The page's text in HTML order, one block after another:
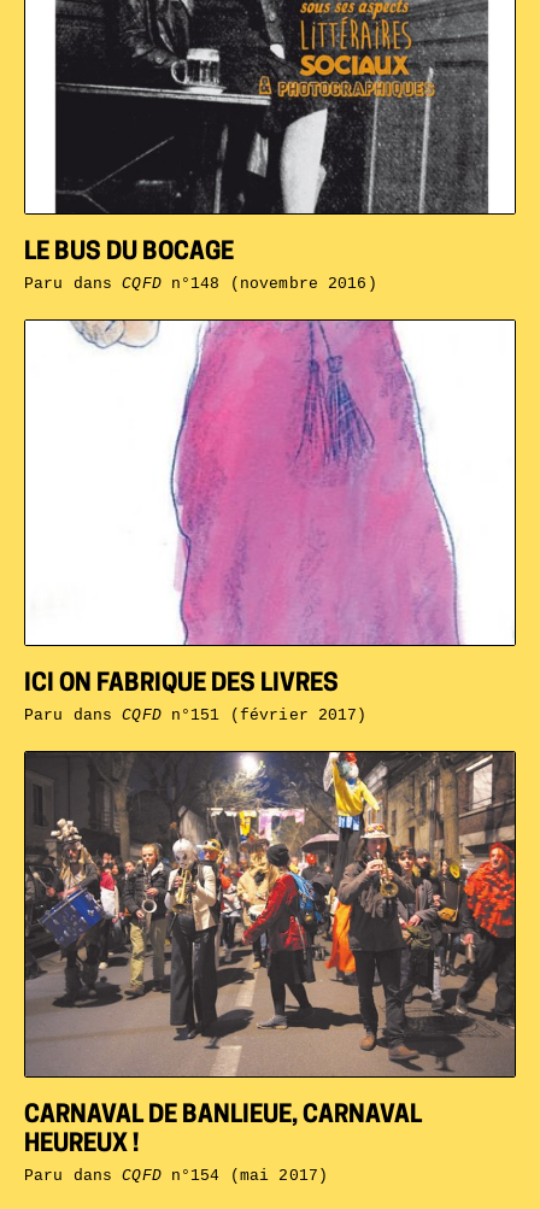
CARNAVAL DE BANLIEUE, CARNAVAL
HEUREUX !
Paru dansCQFDn°154 (mai 2017)
ICI ON FABRIQUE DES LIVRES
Paru dansCQFDn°151 (février 2017)
LE BUS DU BOCAGE
Paru dansCQFDn°148 (novembre 2016)